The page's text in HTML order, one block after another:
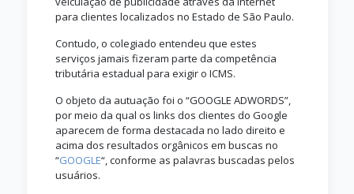
para clientes localizados no Estado de São Paulo.
Contudo, o colegiado entendeu que estes
serviços jamais fizeram parte da competência
tributária estadual para exigir o ICMS.
O objeto da autuação foi o “GOOGLE ADWORDS”,
por meio da qual os links dos clientes do Google
aparecem de forma destacada no lado direito e
acima dos resultados orgânicos em buscas no
“GOOGLE“, conforme as palavras buscadas pelos
usuários.